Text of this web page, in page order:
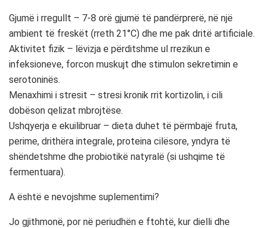
Gjumë i rregullt – 7-8 orë gjumë të pandërprerë, në një
ambient të freskët (rreth 21°C) dhe me pak dritë artificiale.
Aktivitet fizik – lëvizja e përditshme ul rrezikun e
infeksioneve, forcon muskujt dhe stimulon sekretimin e
serotoninës.
Menaxhimi i stresit – stresi kronik rrit kortizolin, i cili
dobëson qelizat mbrojtëse.
Ushqyerja e ekuilibruar – dieta duhet të përmbajë fruta,
perime, drithëra integrale, proteina cilësore, yndyra të
shëndetshme dhe probiotikë natyralë (si ushqime të
fermentuara).
A është e nevojshme suplementimi?
Jo gjithmonë, por në periudhën e ftohtë, kur dielli dhe